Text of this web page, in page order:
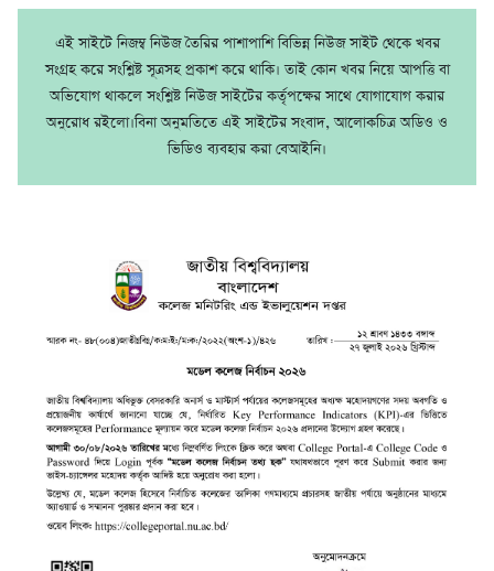
এই সাইটে নিজম্ব নিউজ তৈরির পাশাপাশি বিভিন্ন নিউজ সাইট থেকে খবর
সংগ্রহ করে সংশ্লিষ্ট সূত্রসহ প্রকাশ করে থাকি। তাই কোন খবর নিয়ে আপত্তি বা
অভিযোগ থাকলে সংশ্লিষ্ট নিউজ সাইটের কর্তৃপক্ষের সাথে যোগাযোগ করার
অনুরোধ রইলো।বিনা অনুমতিতে এই সাইটের সংবাদ, আলোকচিত্র অডিও ও
ভিডিও ব্যবহার করা বেআইনি।